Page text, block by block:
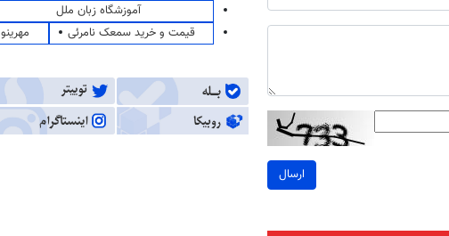
ارسال
آموزشگاه زبان ملل
قیمت و خرید سمعک نامرئی
مهرینو